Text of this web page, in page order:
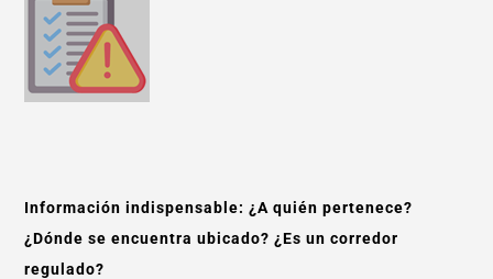
Información indispensable: ¿A quién pertenece?
¿Dónde se encuentra ubicado? ¿Es un corredor
regulado?